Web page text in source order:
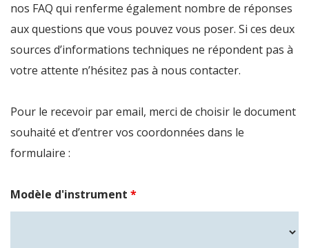
nos FAQ qui renferme également nombre de réponses
aux questions que vous pouvez vous poser. Si ces deux
sources d’informations techniques ne répondent pas à
votre attente n’hésitez pas à nous contacter.
Pour le recevoir par email, merci de choisir le document
souhaité et d’entrer vos coordonnées dans le
formulaire :
Modèle d'instrument *